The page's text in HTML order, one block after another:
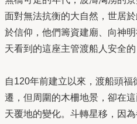
面對無法抗衡的大自然，世居
於信仰，他們籌資建廟、向神
天看到的這座主管渡船人安全的
自120年前建立以來，渡船頭
遷，但周圍的木柵地景，卻在
天覆地的變化。斗轉星移，因